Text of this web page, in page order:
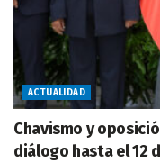
ACTUALIDAD
Chavismo y
diálogo hasta el 12